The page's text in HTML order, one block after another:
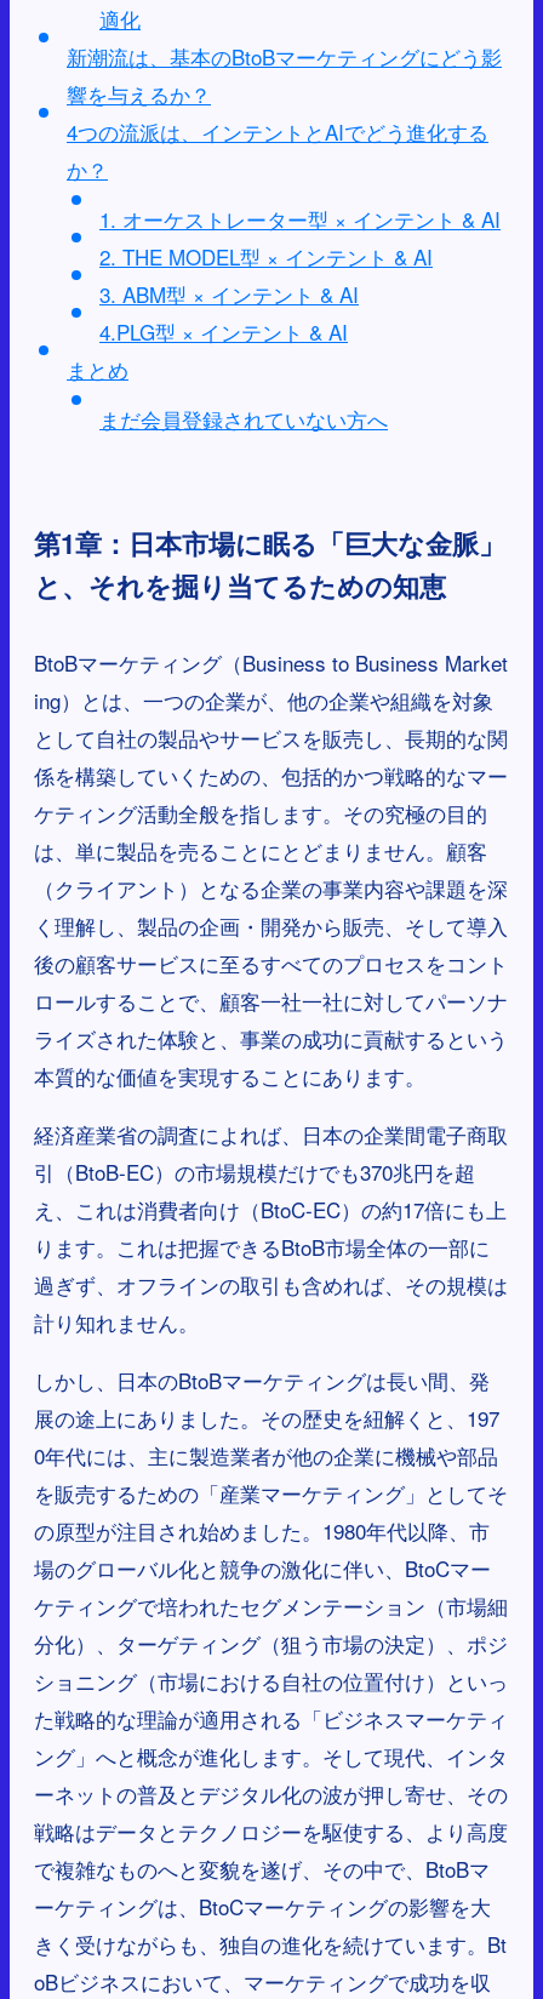
適化
新潮流は、基本のBtoBマーケティングにどう影
響を与えるか？
4つの流派は、インテントとAIでどう進化する
か？
1. オーケストレーター型 × インテント & AI
2. THE MODEL型 × インテント & AI
3. ABM型 × インテント & AI
4.PLG型 × インテント & AI
まとめ
まだ会員登録されていない方へ
第1章：日本市場に眠る「巨大な金脈」
と、それを掘り当てるための知恵
BtoBマーケティング（Business to Business Market
ing）とは、一つの企業が、他の企業や組織を対象
として自社の製品やサービスを販売し、長期的な関
係を構築していくための、包括的かつ戦略的なマー
ケティング活動全般を指します。その究極の目的
は、単に製品を売ることにとどまりません。顧客
（クライアント）となる企業の事業内容や課題を深
く理解し、製品の企画・開発から販売、そして導入
後の顧客サービスに至るすべてのプロセスをコント
ロールすることで、顧客一社一社に対してパーソナ
ライズされた体験と、事業の成功に貢献するという
本質的な価値を実現することにあります。
経済産業省の調査によれば、日本の企業間電子商取
引（BtoB-EC）の市場規模だけでも370兆円を超
え、これは消費者向け（BtoC-EC）の約17倍にも上
ります。これは把握できるBtoB市場全体の一部に
過ぎず、オフラインの取引も含めれば、その規模は
計り知れません。
しかし、日本のBtoBマーケティングは長い間、発
展の途上にありました。その歴史を紐解くと、197
0年代には、主に製造業者が他の企業に機械や部品
を販売するための「産業マーケティング」としてそ
の原型が注目され始めました。1980年代以降、市
場のグローバル化と競争の激化に伴い、BtoCマー
ケティングで培われたセグメンテーション（市場細
分化）、ターゲティング（狙う市場の決定）、ポジ
ショニング（市場における自社の位置付け）といっ
た戦略的な理論が適用される「ビジネスマーケティ
ング」へと概念が進化します。そして現代、インタ
ーネットの普及とデジタル化の波が押し寄せ、その
戦略はデータとテクノロジーを駆使する、より高度
で複雑なものへと変貌を遂げ、その中で、BtoBマ
ーケティングは、BtoCマーケティングの影響を大
きく受けながらも、独自の進化を続けています。Bt
oBビジネスにおいて、マーケティングで成功を収